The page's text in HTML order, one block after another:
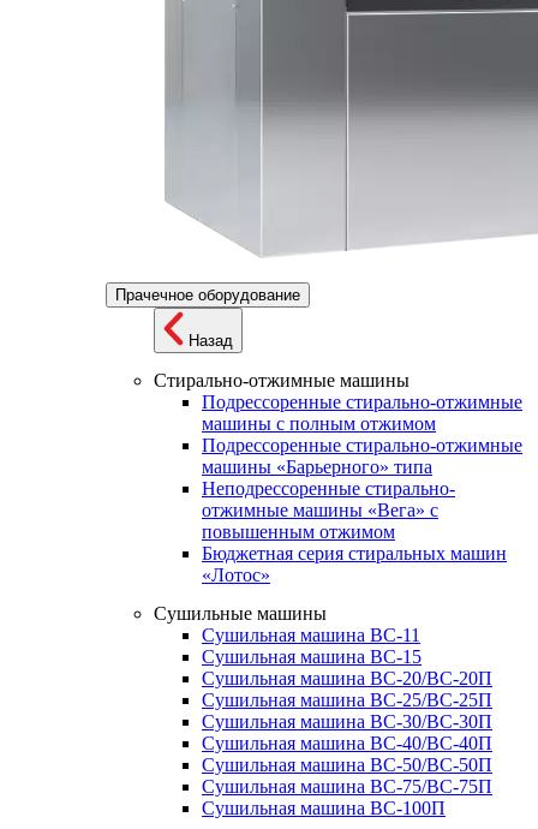
Прачечное оборудование
Назад
Стирально-отжимные машины
Подрессоренные стирально-отжимные
машины с полным отжимом
Подрессоренные стирально-отжимные
машины «Барьерного» типа
Неподрессоренные стирально-
отжимные машины «Вега» с
повышенным отжимом
Бюджетная серия стиральных машин
«Лотос»
Сушильные машины
Сушильная машина ВС-11
Сушильная машина ВС-15
Сушильная машина ВС-20/ВС-20П
Сушильная машина ВС-25/ВС-25П
Сушильная машина ВС-30/ВС-30П
Сушильная машина ВС-40/ВС-40П
Сушильная машина ВС-50/ВС-50П
Сушильная машина ВС-75/ВС-75П
Сушильная машина ВС-100П